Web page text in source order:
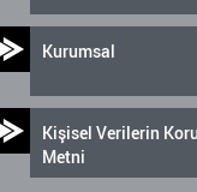
Kurumsal
Kişisel Verilerin
Metni